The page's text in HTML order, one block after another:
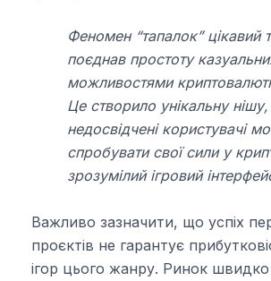
Феномен “тапалок” цікавий
поєднав простоту
можливостями
Це створило унікальну нішу,
недосвідчені користувачі
спробувати свої сили у
зрозумілий ігровий
Важливо зазначити, що успіх
проєктів не гарантує
ігор цього жанру. Ринок швидко